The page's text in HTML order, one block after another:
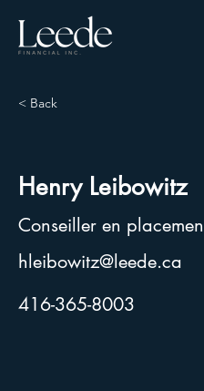
< Back
Henry Leibowitz
Conseiller en
hleibowitz@leede.ca
416-365-8003